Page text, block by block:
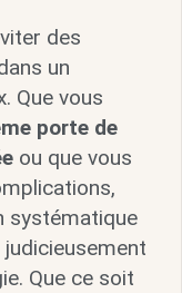
des
un
Que vous
porte de
ou que vous
systématique
Que ce soit